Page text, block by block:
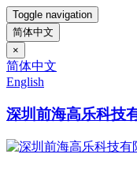
Toggle navigation
简体中文
×
简体中文
English
深圳前海高乐科技